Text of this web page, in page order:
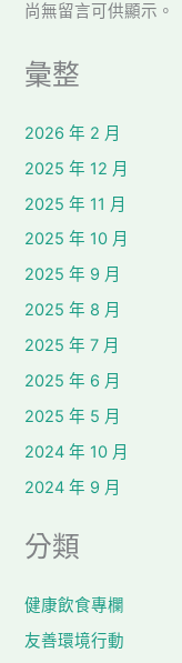
尚無留言可供顯示。
彙整
2026 年 2 月
2025 年 12 月
2025 年 11 月
2025 年 10 月
2025 年 9 月
2025 年 8 月
2025 年 7 月
2025 年 6 月
2025 年 5 月
2024 年 10 月
2024 年 9 月
分類
健康飲食專欄
友善環境行動